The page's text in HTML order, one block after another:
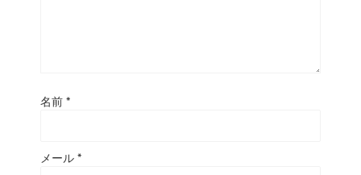
名前 *
メール *